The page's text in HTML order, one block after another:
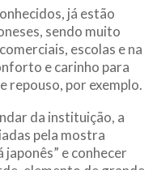
já estão
sendo muito
escolas e na
e carinho para
repouso, por exemplo.
da instituição, a
pela mostra
e conhecer